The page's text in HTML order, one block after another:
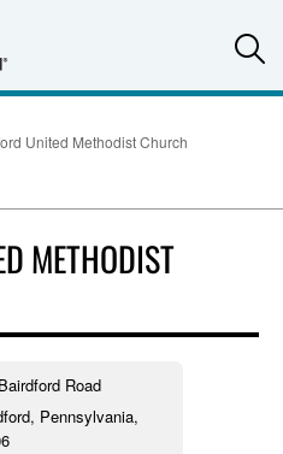
United Methodist Church
METHODIST
Road
Pennsylvania,